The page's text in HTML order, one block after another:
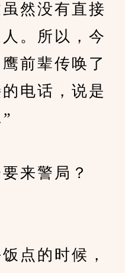
然没有直接
。所以，今
前辈传唤了
电话，说是
来警局？
的时候，